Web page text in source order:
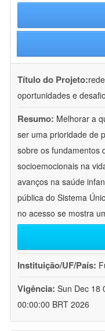
Título do Projeto:
oportunidades e
Resumo: Melhorar a
ser uma prioridade de
sobre os fundamentos
socioemocionais na
avanços na saúde
pública do Sistema
no acesso se mostra
Instituição/UF/País:
Vigência: Sun Dec 18
00:00:00 BRT 2026